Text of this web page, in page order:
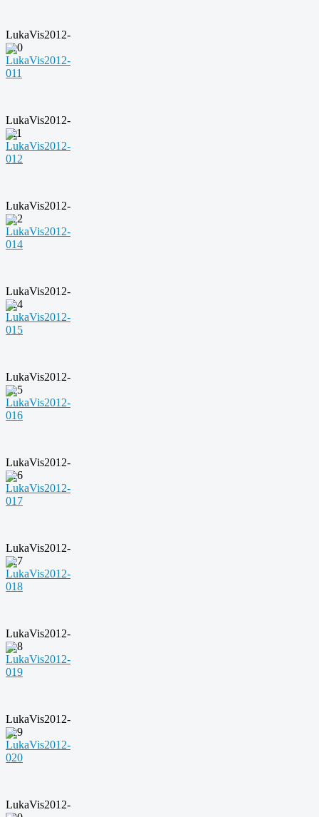
LukaVis2012-
010
LukaVis2012-
011
LukaVis2012-
012
LukaVis2012-
014
LukaVis2012-
015
LukaVis2012-
016
LukaVis2012-
017
LukaVis2012-
018
LukaVis2012-
019
LukaVis2012-